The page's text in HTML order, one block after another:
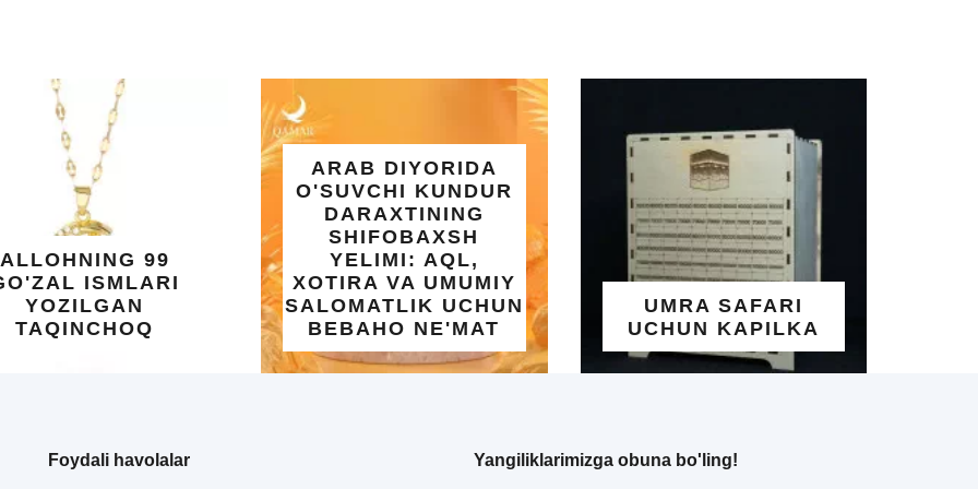
ARAB DIYORIDA
O'SUVCHI KUNDUR
DARAXTINING
SHIFOBAXSH
YELIMI: AQL,
XOTIRA VA UMUMIY
SALOMATLIK UCHUN
BEBAHO NE'MAT
UMRA SAFARI
UCHUN KAPILKA
ALLOHNING 99
GO'ZAL ISMLARI
YOZILGAN
TAQINCHOQ
Foydali havolalar Yangiliklarimizga obuna bo'ling!